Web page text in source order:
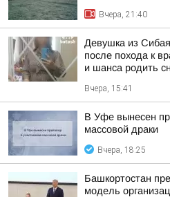
Вчера, 21:40
Девушка из
после похода к
и шанса родить
Вчера, 15:41
В Уфе вынесен
массовой драки
Вчера, 18:25
Башкортостан
модель